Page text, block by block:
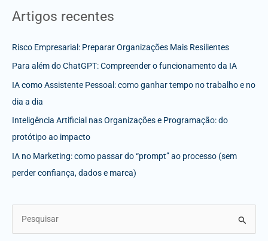
Artigos recentes
Risco Empresarial: Preparar Organizações Mais Resilientes
Para além do ChatGPT: Compreender o funcionamento da IA
IA como Assistente Pessoal: como ganhar tempo no trabalho e no
dia a dia
Inteligência Artificial nas Organizações e Programação: do
protótipo ao impacto
IA no Marketing: como passar do “prompt” ao processo (sem
perder confiança, dados e marca)